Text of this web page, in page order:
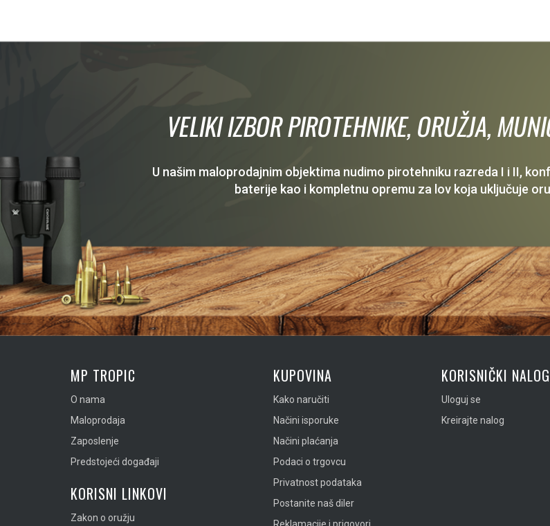
VELIKI IZBOR PIROTEHNIKE, ORUŽJA,
U našim maloprodajnim objektima nudimo pirotehniku razreda I i II,
baterije kao i kompletnu opremu za lov koja uključuje
MP TROPIC
O nama
Maloprodaja
Zaposlenje
Predstojeći događaji
KORISNI LINKOVI
Zakon o oružju
KUPOVINA
Kako naručiti
Načini isporuke
Načini plaćanja
Podaci o trgovcu
Privatnost podataka
Postanite naš diler
Reklamacije i prigovori
KORISNIČKI NALOG
Uloguj se
Kreirajte nalog